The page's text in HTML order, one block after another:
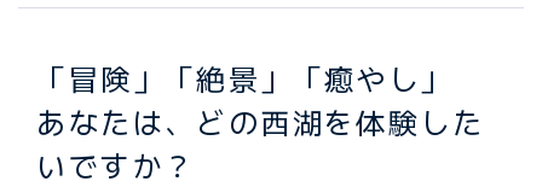
「冒険」「絶景」「癒やし」
あなたは、どの西湖を体験した
いですか？